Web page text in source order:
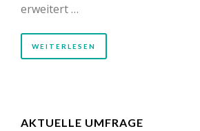
erweitert …
WEITERLESEN
AKTUELLE UMFRAGE